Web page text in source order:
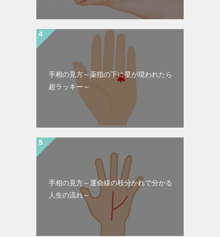
手相の見方～薬指の下に星が現われたら
超ラッキー～
手相の見方～運命線の枝分かれで分かる
人生の流れ～